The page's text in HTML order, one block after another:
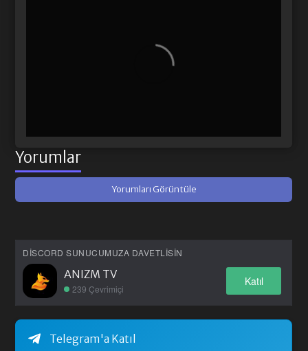
Yorumlar
Yorumları Görüntüle
DISCORD SUNUCUMUZA DAVETLISIN
ANIZM TV
239 Çevrimiçi
Katıl
Telegram'a Katıl